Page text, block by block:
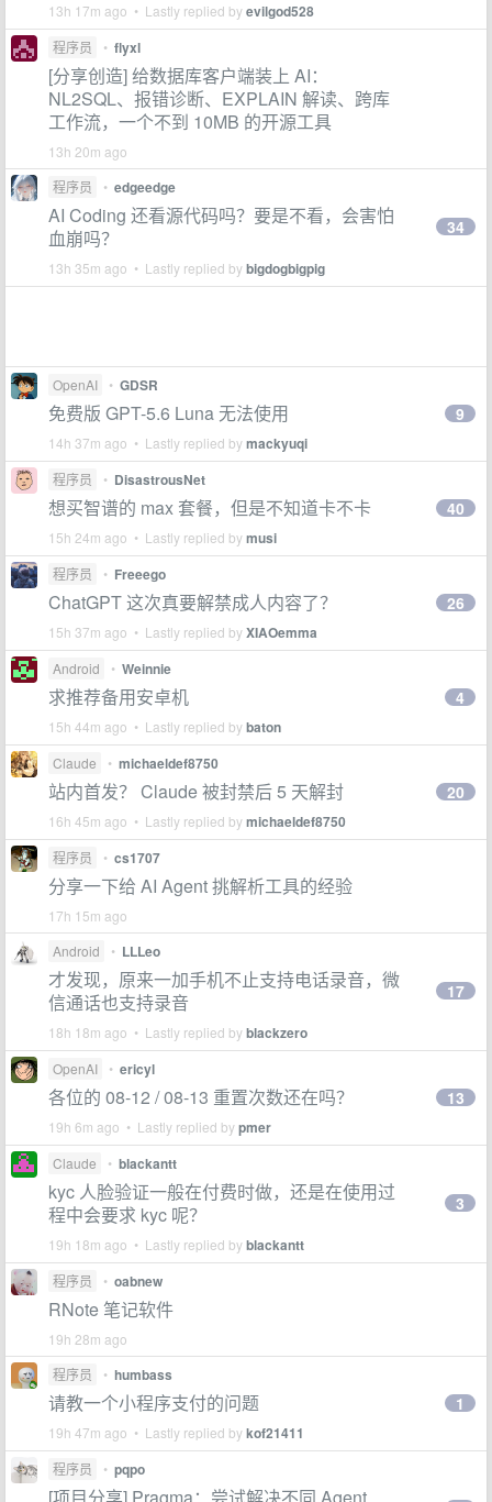
13h 17m ago • Lastly replied byevilgod528
程序员 • flyxl
[分享创造] 给数据库客户端装上 AI：
NL2SQL、报错诊断、EXPLAIN 解读、跨库
工作流，一个不到 10MB 的开源工具
13h 20m ago
程序员
• edgeedge
AI Coding 还看源代码吗？要是不看，会害怕
血崩吗？
13h 35m ago • Lastly replied bybigdogbigpig
34
OpenAI • GDSR
免费版 GPT-5.6 Luna 无法使用
14h 37m ago • Lastly replied bymackyuqi
9
程序员 • DisastrousNet
想买智谱的 max 套餐，但是不知道卡不卡
15h 24m ago • Lastly replied bymusi
40
程序员 • Freeego
ChatGPT 这次真要解禁成人内容了？
15h 37m ago • Lastly replied byXIAOemma
26
Android • Weinnie
求推荐备用安卓机
15h 44m ago • Lastly replied bybaton
4
Claude • michaeldef8750
站内首发？ Claude 被封禁后 5 天解封
16h 45m ago • Lastly replied bymichaeldef8750
20
程序员 • cs1707
分享一下给 AI Agent 挑解析工具的经验
17h 15m ago
Android
• LLLeo
才发现，原来一加手机不止支持电话录音，微
信通话也支持录音
18h 18m ago • Lastly replied byblackzero
17
OpenAI • ericyl
各位的 08-12 / 08-13 重置次数还在吗？
19h 6m ago • Lastly replied bypmer
13
Claude • blackantt
kyc 人脸验证一般在付费时做，还是在使用过
程中会要求 kyc 呢？
19h 18m ago • Lastly replied byblackantt
3
程序员 • oabnew
RNote 笔记软件
19h 28m ago
程序员
• humbass
请教一个小程序支付的问题
19h 47m ago • Lastly replied bykof21411
1
程序员 • pqpo